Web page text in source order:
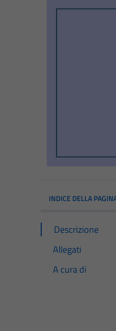
INDICE DELLA
Descrizione
Allegati
A cura di